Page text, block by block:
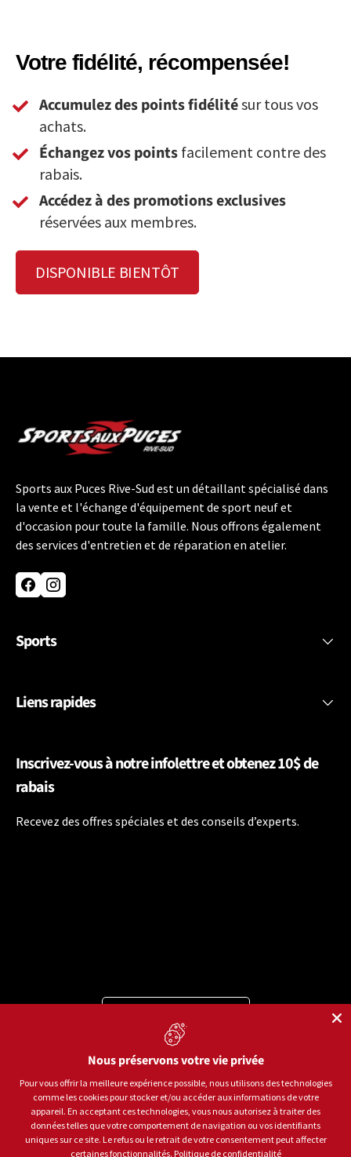
Votre fidélité, récompensée!
Accumulez des points fidélitésur tous vos
achats.
Échangez vos points facilement contre des
rabais.
Accédez à des promotions exclusives
réservées aux membres.
DISPONIBLE BIENTÔT
Sports aux Puces Rive-Sud est un détaillant spécialisé dans
la vente et l'échange d'équipement de sport neuf et
d'occasion pour toute la famille. Nous offrons également
des services d'entretien et de réparation en atelier.
FacebookInstagram
Sports
Liens rapides
Inscrivez-vous à notre infolettre et obtenez 10$ de
rabais
Recevez des offres spéciales et des conseils d’experts.
Moyens de paiement acceptés
Langue
© 2026Sports aux Puces Rive-Sud.Tous droits réservés.
Politique de confidentialitéConditions d'utilisation
Nous préservons votre vie privée
Pour vous offrir la meilleure expérience possible, nous utilisons des technologies
comme les cookies pour stocker et/ou accéder aux informations de votre
appareil. En acceptant ces technologies, vous nous autorisez à traiter des
données telles que votre comportement de navigation ou vos identifiants
uniques sur ce site. Le refus ou le retrait de votre consentement peut affecter
certaines fonctionnalités. Politique de confidentialité